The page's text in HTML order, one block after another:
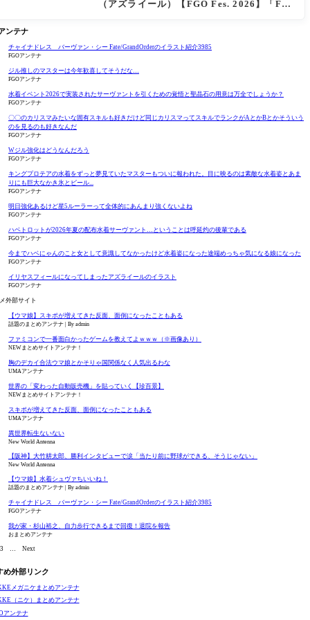
（アズライール）【FGO Fes. 2026】「Fat
ンテナ
チャイナドレス バーヴァン・シー Fate/GrandOrderのイラスト紹介3985
FGOアンテナ
ジル推しのマスターは今年歓喜してそうだな…
FGOアンテナ
水着イベント2026で実装されたサーヴァントを引くための覚悟と聖晶石の用意は万全でしょうか？
FGOアンテナ
〇〇のカリスマみたいな固有スキルも好きだけど同じカリスマってスキルでランクがAとかBとかそういう
のを見るのも好きなんだ
FGOアンテナ
Wジル強化はどうなんだろう
FGOアンテナ
キングプロテアの水着をずっと夢見ていたマスターもついに報われた。目に映るのは素敵な水着姿とあま
りにも巨大なかき氷とビール...
FGOアンテナ
明日強化あるけど星5ルーラーって全体的にあんまり強くないよね
FGOアンテナ
ハベトロットが2026年夏の配布水着サーヴァント…ということは呼延灼の後輩である
FGOアンテナ
今までハベにゃんのこと女として意識してなかったけど水着姿になった途端めっちゃ気になる娘になった
FGOアンテナ
イリヤスフィールになってしまったアズライールのイラスト
FGOアンテナ
外部サイト
【ウマ娘】スキポが増えてきた反面、面倒になったこともある
話題のまとめアンテナ By admin
ファミコンで一番面白かったゲームを教えてよｗｗｗ（※画像あり）
NEWまとめサイトアンテナ！
胸のデカイ合法ウマ娘とかそりゃ国関係なく人気出るわな
UMAアンテナ
世界の「変わった自動販売機」を貼っていく【珍百景】
NEWまとめサイトアンテナ！
スキポが増えてきた反面、面倒になったこともある
UMAアンテナ
異世界転生ないない
New World Antenna
【阪神】大竹耕太郎、勝利インタビューで涙「当たり前に野球ができる、そうじゃない」
New World Antenna
【ウマ娘】水着シュヴァちいいね！
話題のまとめアンテナ By admin
チャイナドレス バーヴァン・シー Fate/GrandOrderのイラスト紹介3985
FGOアンテナ
我が家・杉山裕之、自力歩行できるまで回復！退院を報告
おまとめアンテナ
3 Next
め外部リンク
メガニケまとめアンテナ
（ニケ）まとめアンテナ
アンテナ